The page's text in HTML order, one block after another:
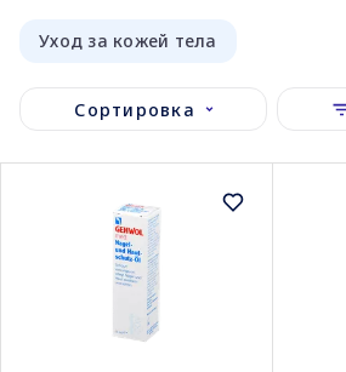
Уход за кожей тела
Сортировка